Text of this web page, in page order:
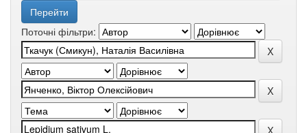
Поточні фільтри: